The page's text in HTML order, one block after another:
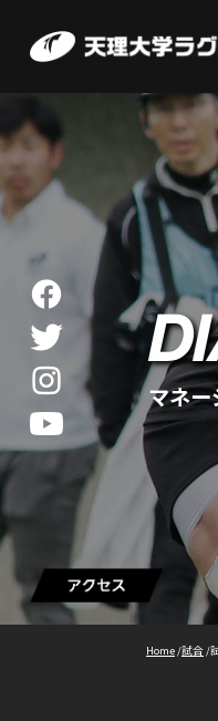
マネ
Home/試合/